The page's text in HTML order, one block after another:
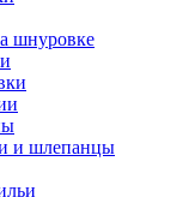
шнуровке
и шлепанцы